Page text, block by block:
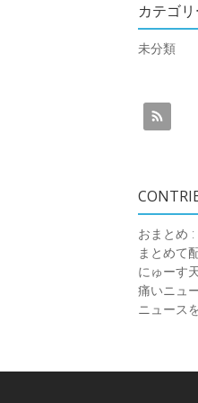
カテゴ
未分類
おまとめ
まとめて
にゅーす
痛いニュ
ニュース